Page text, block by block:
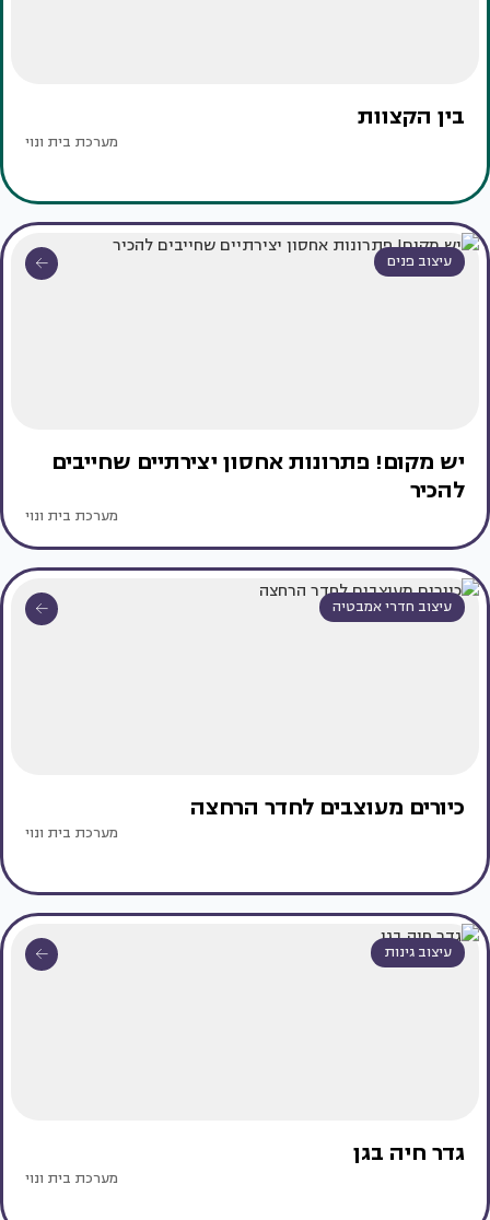
בין הקצוות
מערכת בית ונוי
עיצוב פנים
יש מקום! פתרונות אחסון יצירתיים שחייבים
להכיר
מערכת בית ונוי
עיצוב חדרי אמבטיה
כיורים מעוצבים לחדר הרחצה
מערכת בית ונוי
עיצוב גינות
גדר חיה בגן
מערכת בית ונוי